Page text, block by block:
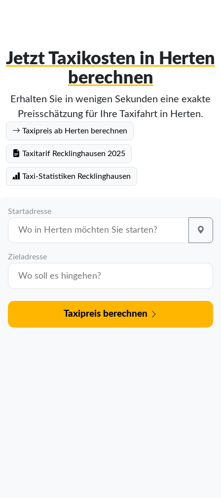
Jetzt Taxikosten in Herten
berechnen
Erhalten Sie in wenigen Sekunden eine exakte
Preisschätzung für Ihre Taxifahrt in Herten.
Taxipreis ab Herten berechnen
Taxitarif Recklinghausen 2025
Taxi-Statistiken Recklinghausen
Startadresse
Zieladresse
Taxipreis berechnen